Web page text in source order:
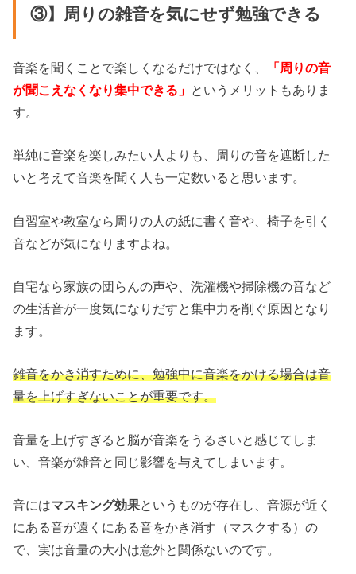
③】周りの雑音を気にせず勉強できる
音楽を聞くことで楽しくなるだけではなく、
「周りの音
が聞こえなくなり集中できる」 というメリットもありま
す。
単純に音楽を楽しみたい人よりも、周りの音を遮断した
いと考えて音楽を聞く人も一定数いると思います。
自習室や教室なら周りの人の紙に書く音や、椅子を引く
音などが気になりますよね。
自宅なら家族の団らんの声や、洗濯機や掃除機の音など
の生活音が一度気になりだすと集中力を削ぐ原因となり
ます。
雑音をかき消すために、勉強中に音楽をかける場合は音
量を上げすぎないことが重要です。
音量を上げすぎると脳が音楽をうるさいと感じてしま
い、音楽が雑音と同じ影響を与えてしまいます。
音にはマスキング効果というものが存在し、音源が近く
にある音が遠くにある音をかき消す（マスクする）の
で、実は音量の大小は意外と関係ないのです。